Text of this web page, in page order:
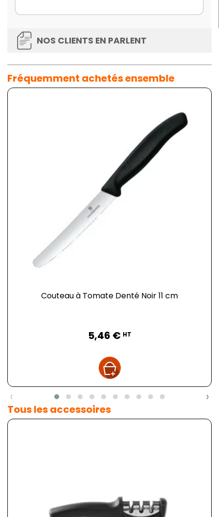
NOS CLIENTS EN PARLENT
Fréquemment achetés ensemble
Couteau à Tomate Denté Noir 11 cm
5,46 € HT
‹ ›
Tous les accessoires